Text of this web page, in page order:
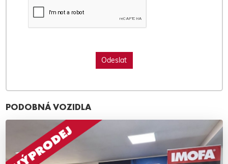
PODOBNÁ VOZIDLA